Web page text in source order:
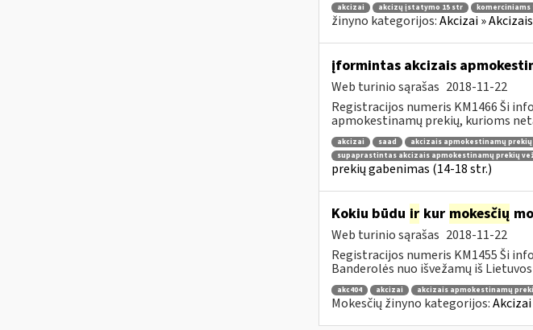
akcizai akcizų įstatymo 15 str komerciniams
žinyno kategorijos:Akcizai »
įformintas akcizais
Web turinio sąrašas 2018-11-22
Registracijos numeris KM1466 Ši
apmokestinamų prekių, kurioms
akcizai saad akcizais apmokestinamų
supaprastintas akcizais apmokestinamų prekių
prekių gabenimas (14-18 str.)
Kokiu būdu irkur mokesčių
Web turinio sąrašas 2018-11-22
Registracijos numeris KM1455 Ši
Banderolės nuo išvežamų iš
akc404 akcizai akcizais apmokestinamų
Mokesčių žinyno kategorijos: